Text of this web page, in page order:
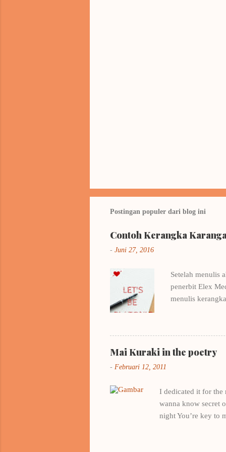
Postingan populer dari blog ini
Contoh Kerangka
- Juni 27, 2016
Setelah menulis
penerbit Elex
menulis
Pertamamu
Belajar dari
EYD saya
workshop
Mai Kuraki in the poetry
- Februari 12, 2011
I dedicated it for
wanna know secret
night You’re key to
love? My hearts is